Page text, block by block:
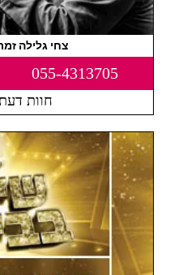
צחי גלילה
055-4313705
חוות דעת: 1